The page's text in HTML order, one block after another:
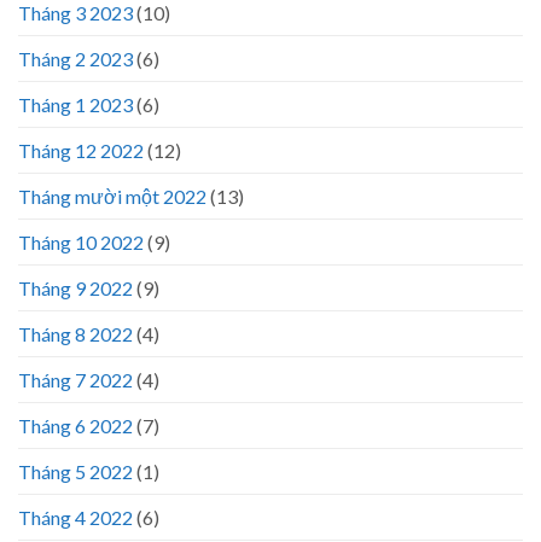
Tháng 3 2023(10)
Tháng 2 2023(6)
Tháng 1 2023(6)
Tháng 12 2022 (12)
Tháng mười một 2022 (13)
Tháng 10 2022 (9)
Tháng 9 2022 (9)
Tháng 8 2022 (4)
Tháng 7 2022 (4)
Tháng 6 2022 (7)
Tháng 5 2022 (1)
Tháng 4 2022 (6)